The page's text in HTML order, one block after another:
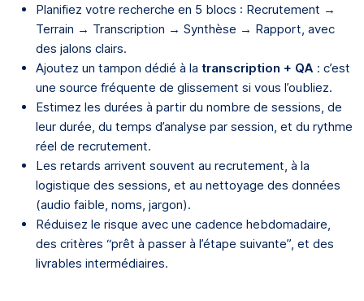
Planifiez votre recherche en 5 blocs : Recrutement →
Terrain → Transcription → Synthèse → Rapport, avec
des jalons clairs.
Ajoutez un tampon dédié à la transcription + QA : c’est
une source fréquente de glissement si vous l’oubliez.
Estimez les durées à partir du nombre de sessions, de
leur durée, du temps d’analyse par session, et du rythme
réel de recrutement.
Les retards arrivent souvent au recrutement, à la
logistique des sessions, et au nettoyage des données
(audio faible, noms, jargon).
Réduisez le risque avec une cadence hebdomadaire,
des critères “prêt à passer à l’étape suivante”, et des
livrables intermédiaires.